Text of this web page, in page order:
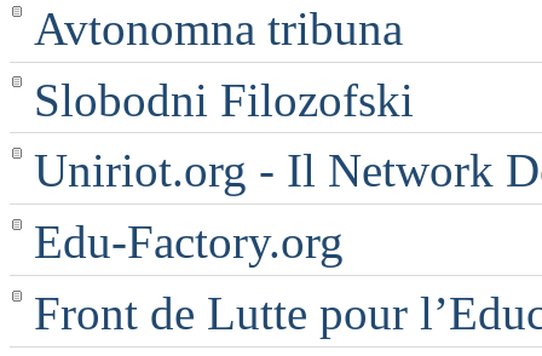
Avtonomna tribuna
Slobodni Filozofski
Uniriot.org - Il Network
Edu-Factory.org
Front de Lutte pour